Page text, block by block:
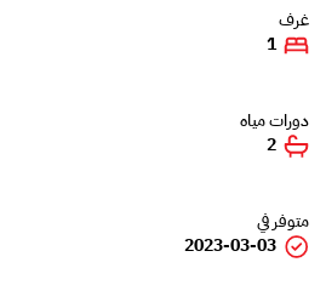
غرف
1
دورات مياه
2
متوفر في
2023-03-03